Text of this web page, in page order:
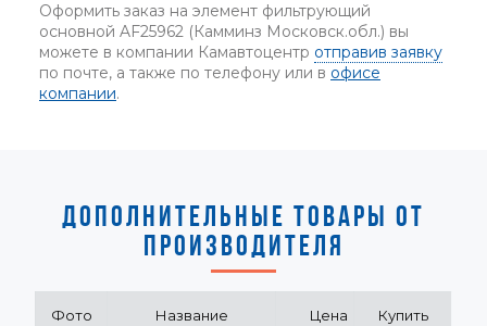
Оформить заказ на элемент фильтрующий
основной AF25962 (Камминз Московск.обл.) вы
можете в компании Камавтоцентр отправив заявку
по почте, а также по телефону или в офисе
компании.
ДОПОЛНИТЕЛЬНЫЕ ТОВАРЫ ОТ
ПРОИЗВОДИТЕЛЯ
Фото Название Цена Купить